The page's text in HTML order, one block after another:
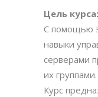
Цель курса:
С помощью
навыки
серверами
их группами.
Курс